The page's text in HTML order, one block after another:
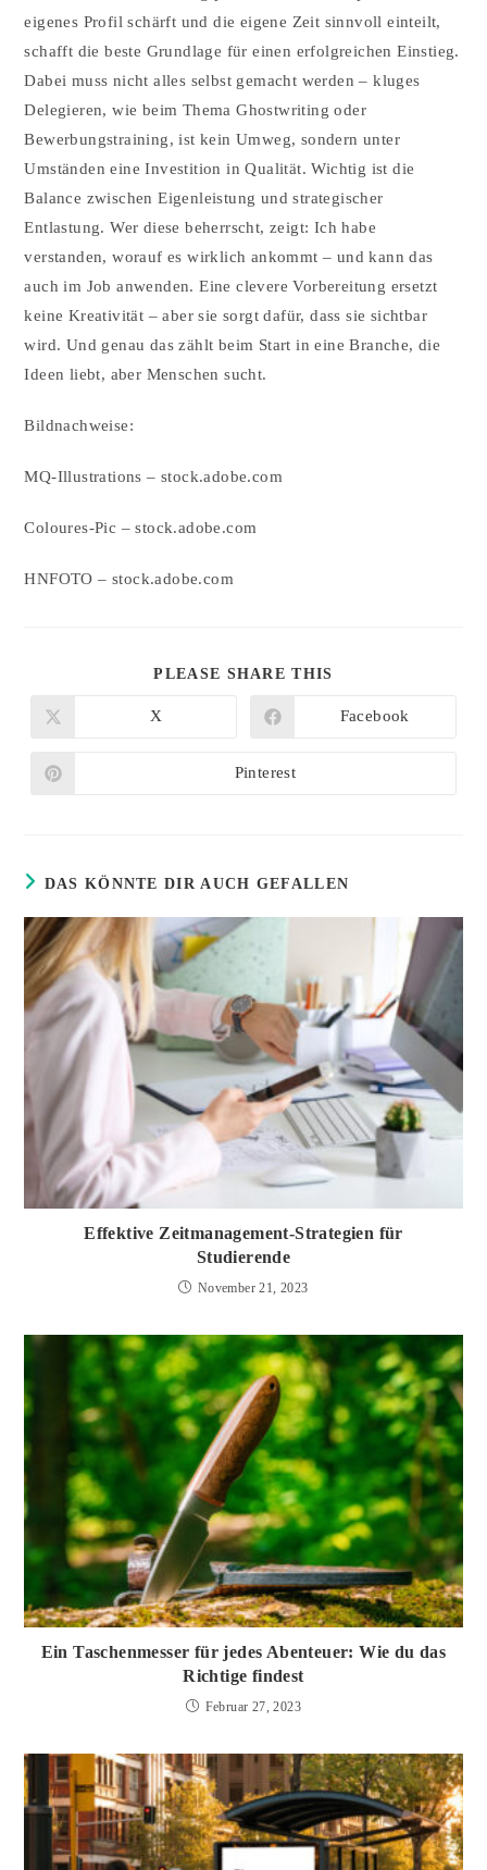
eigenes Profil schärft und die eigene Zeit sinnvoll einteilt,
schafft die beste Grundlage für einen erfolgreichen Einstieg.
Dabei muss nicht alles selbst gemacht werden – kluges
Delegieren, wie beim Thema Ghostwriting oder
Bewerbungstraining, ist kein Umweg, sondern unter
Umständen eine Investition in Qualität. Wichtig ist die
Balance zwischen Eigenleistung und strategischer
Entlastung. Wer diese beherrscht, zeigt: Ich habe
verstanden, worauf es wirklich ankommt – und kann das
auch im Job anwenden. Eine clevere Vorbereitung ersetzt
keine Kreativität – aber sie sorgt dafür, dass sie sichtbar
wird. Und genau das zählt beim Start in eine Branche, die
Ideen liebt, aber Menschen sucht.
Bildnachweise:
MQ-Illustrations – stock.adobe.com
Coloures-Pic – stock.adobe.com
HNFOTO – stock.adobe.com
PLEASE SHARE THIS
Öffnet
X
Öffnet
Facebook
Öffnet
Pinterest
DAS KÖNNTE DIR AUCH GEFALLEN
Effektive Zeitmanagement-Strategien für
Studierende
November 21, 2023
Ein Taschenmesser für jedes Abenteuer: Wie du das
Richtige findest
Februar 27, 2023